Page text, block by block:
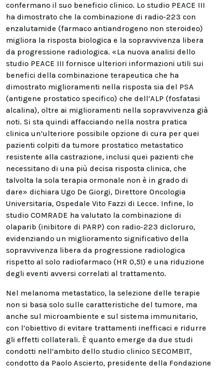
confermano il suo beneficio clinico. Lo studio PEACE III
ha dimostrato che la combinazione di radio-223 con
enzalutamide (farmaco antiandrogeno non steroideo)
migliora la risposta biologica e la sopravvivenza libera
da progressione radiologica. «La nuova analisi dello
studio PEACE III fornisce ulteriori informazioni utili sui
benefici della combinazione terapeutica che ha
dimostrato miglioramenti nella risposta sia del PSA
(antigene prostatico specifico) che dell’ALP (fosfatasi
alcalina), oltre ai miglioramenti nella sopravvivenza già
noti. Si sta quindi affacciando nella nostra pratica
clinica un’ulteriore possibile opzione di cura per quei
pazienti colpiti da tumore prostatico metastatico
resistente alla castrazione, inclusi quei pazienti che
necessitano di una più decisa risposta clinica, che
talvolta la sola terapia ormonale non è in grado di
dare» dichiara Ugo De Giorgi, Direttore Oncologia
Universitaria, Ospedale Vito Fazzi di Lecce. Infine, lo
studio COMRADE ha valutato la combinazione di
olaparib (inibitore di PARP) con radio-223 dicloruro,
evidenziando un miglioramento significativo della
sopravvivenza libera da progressione radiologica
rispetto al solo radiofarmaco (HR 0,51) e una riduzione
degli eventi avversi correlati al trattamento.
Nel melanoma metastatico, la selezione delle terapie
non si basa solo sulle caratteristiche del tumore, ma
anche sul microambiente e sul sistema immunitario,
con l’obiettivo di evitare trattamenti inefficaci e ridurre
gli effetti collaterali. È quanto emerge da due studi
condotti nell’ambito dello studio clinico SECOMBIT,
condotto da Paolo Ascierto, presidente della Fondazione